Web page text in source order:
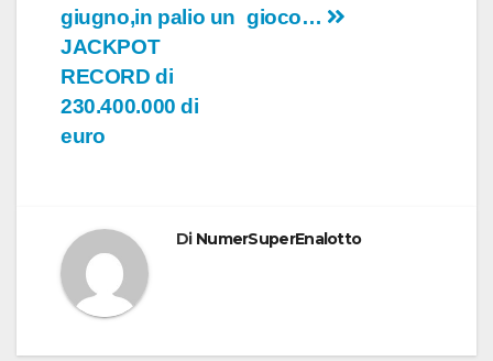
gioco…
giugno,in palio un
JACKPOT
RECORD di
230.400.000 di
euro
Di NumerSuperEnalotto